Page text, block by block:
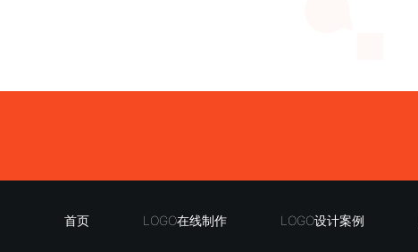
首页 LOGO在线制作 LOGO设计案例